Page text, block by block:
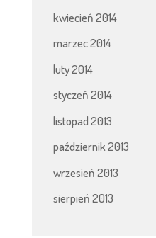
kwiecień 2014
marzec 2014
luty 2014
styczeń 2014
listopad 2013
październik 2013
wrzesień 2013
sierpień 2013